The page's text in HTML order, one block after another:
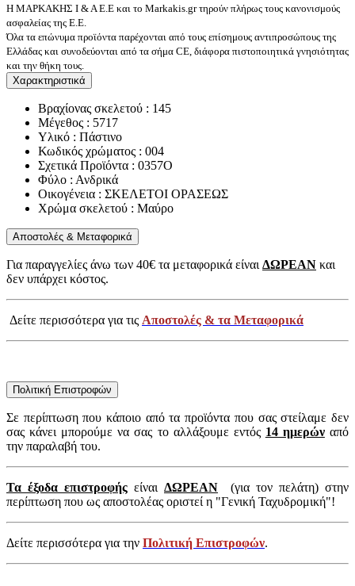
Η ΜΑΡΚΑΚΗΣ Ι & Α Ε.Ε και το Markakis.gr τηρούν πλήρως τους κανονισμούς
ασφαλείας της Ε.Ε.
Όλα τα επώνυμα προϊόντα παρέχονται από τους επίσημους αντιπροσώπους της
Ελλάδας και συνοδεύονται από τα σήμα CE, διάφορα πιστοποιητικά γνησιότητας
και την θήκη τους.
Χαρακτηριστικά
Βραχίονας σκελετού : 145
Μέγεθος : 5717
Υλικό : Πάστινο
Κωδικός χρώματος : 004
Σχετικά Προϊόντα : 0357O
Φύλο : Ανδρικά
Οικογένεια : ΣΚΕΛΕΤΟΙ ΟΡΑΣΕΩΣ
Χρώμα σκελετού : Μαύρο
Αποστολές & Μεταφορικά
Για παραγγελίες άνω των 40€ τα μεταφορικά είναιΔΩΡΕΑΝ και
δεν υπάρχει κόστος.
Δείτε περισσότερα για τις Αποστολές & τα Μεταφορικά
Πολιτική Επιστροφών
Σε περίπτωση που κάποιο από τα προϊόντα που σας στείλαμε δεν
σας κάνει μπορούμε να σας το αλλάξουμε εντός 14 ημερώναπό
την παραλαβή του.
Τα έξοδα επιστροφής είναι ΔΩΡΕΑΝ (για τον πελάτη) στην
περίπτωση που ως αποστολέας οριστεί η "Γενική Ταχυδρομική"!
Δείτε περισσότερα για την Πολιτική Επιστροφών.